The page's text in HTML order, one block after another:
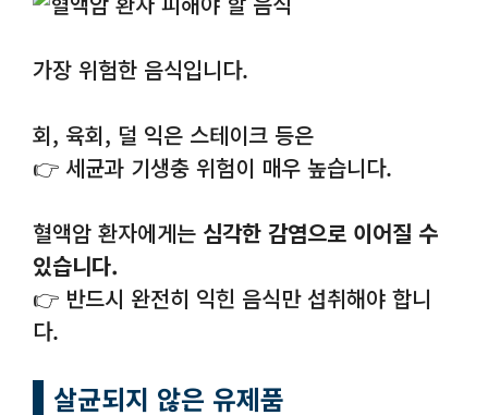
가장 위험한 음식입니다.
회, 육회, 덜 익은 스테이크 등은
👉 세균과 기생충 위험이 매우 높습니다.
혈액암 환자에게는 심각한 감염으로 이어질 수
있습니다.
👉 반드시 완전히 익힌 음식만 섭취해야 합니
다.
살균되지 않은 유제품